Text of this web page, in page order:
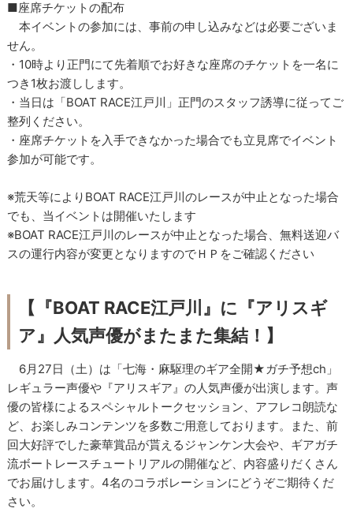
■座席チケットの配布
本イベントの参加には、事前の申し込みなどは必要ございま
せん。
・10時より正門にて先着順でお好きな座席のチケットを一名に
つき1枚お渡しします。
・当日は「BOAT RACE江戸川」正門のスタッフ誘導に従ってご
整列ください。
・座席チケットを入手できなかった場合でも立見席でイベント
参加が可能です。
※荒天等によりBOAT RACE江戸川のレースが中止となった場合
でも、当イベントは開催いたします
※BOAT RACE江戸川のレースが中止となった場合、無料送迎バ
スの運行内容が変更となりますのでＨＰをご確認ください
【『BOAT RACE江戸川』に『アリスギ
ア』人気声優がまたまた集結！】
6月27日（土）は「七海・麻駆理のギア全開★ガチ予想ch」
レギュラー声優や『アリスギア』の人気声優が出演します。声
優の皆様によるスペシャルトークセッション、アフレコ朗読な
ど、お楽しみコンテンツを多数ご用意しております。また、前
回大好評でした豪華賞品が貰えるジャンケン大会や、ギアガチ
流ボートレースチュートリアルの開催など、内容盛りだくさん
でお届けします。4名のコラボレーションにどうぞご期待くだ
さい。